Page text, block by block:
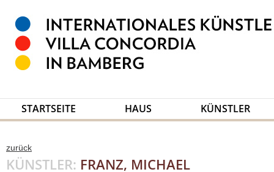
STARTSEITE HAUS KÜNSTLER
zurück
KÜNSTLER: FRANZ, MICHAEL